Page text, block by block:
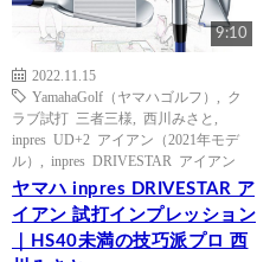
9:10
2022.11.15
YamahaGolf（ヤマハゴルフ）
ク
ラブ試打 三者三様
西川みさと
inpres UD+2 アイアン（2021年モデ
ル）
inpres DRIVESTAR アイアン
ヤマハ inpres DRIVESTAR ア
イアン 試打インプレッション
｜HS40未満の技巧派プロ 西